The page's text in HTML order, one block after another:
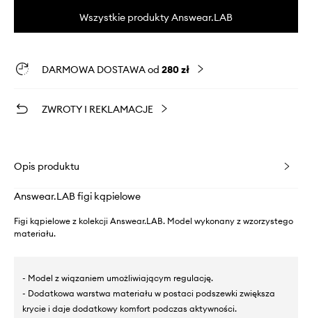
Wszystkie produkty Answear.LAB
DARMOWA DOSTAWA od 280 zł
ZWROTY I REKLAMACJE
Opis produktu
Answear.LAB figi kąpielowe
Figi kąpielowe z kolekcji Answear.LAB. Model wykonany z wzorzystego
materiału.
- Model z wiązaniem umożliwiającym regulację.
- Dodatkowa warstwa materiału w postaci podszewki zwiększa
krycie i daje dodatkowy komfort podczas aktywności.